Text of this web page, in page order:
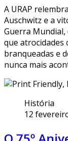
A URAP
Auschwitz e a
Guerra
que atrocidades
branqueadas e
nunca mais
História
12